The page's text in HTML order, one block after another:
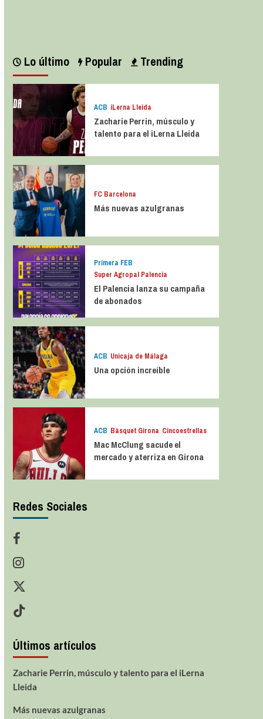
Lo último Popular Trending
ACB iLerna Lleida
Zacharie Perrin, músculo y
talento para el iLerna Lleida
FC Barcelona
Más nuevas azulgranas
Primera FEB
Super Agropal Palencia
El Palencia lanza su campaña
de abonados
ACB Unicaja de Málaga
Una opción increíble
ACB Bàsquet Girona Cincoestrellas
Mac McClung sacude el
mercado y aterriza en Girona
Redes Sociales
Últimos artículos
Zacharie Perrin, músculo y talento para el iLerna
Lleida
Más nuevas azulgranas